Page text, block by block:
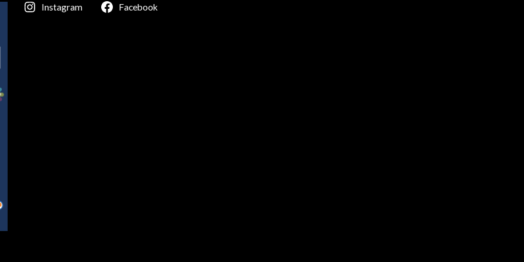
Instagram Facebook